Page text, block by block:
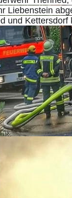
Liebenstein
und Kettersdorf